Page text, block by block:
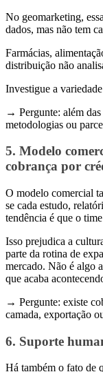
No geomarketing,
dados, mas não tem
Farmácias,
distribuição não
Investigue a
→ Pergunte: além das
metodologias ou
5. Modelo
cobrança por
O modelo comercial
se cada estudo,
tendência é que o
Isso prejudica a
parte da rotina de
mercado. Não é algo
que acaba
→ Pergunte: existe
camada, exportação
6. Suporte
Há também o fato de